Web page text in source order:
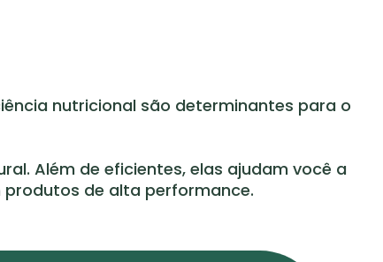
nutricional são determinantes para o
Além de eficientes, elas ajudam você a
de alta performance.